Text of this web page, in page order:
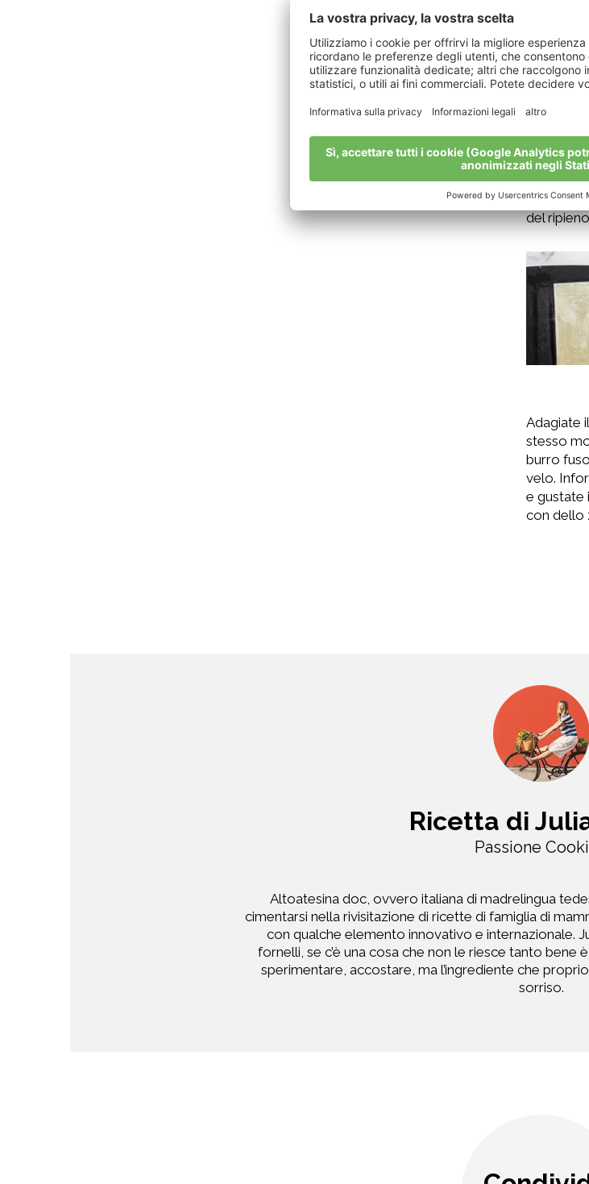
Adagiate
fogli
senza
piccolo.
quindi ca.
cm lungo
del
Adagiate
stesso
burro
velo.
e gustate
con dello
Ricetta di
Passione
Altoatesina doc, ovvero italiana di madrelingua
cimentarsi nella rivisitazione di ricette di famiglia di
con qualche elemento innovativo e internazionale.
fornelli, se c’è una cosa che non le riesce tanto bene
sperimentare, accostare, ma l’ingrediente che
sorriso.